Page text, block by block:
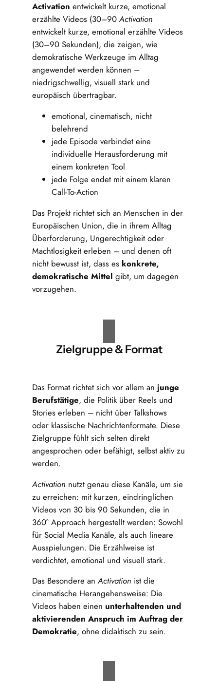
Activation entwickelt kurze, emotional
erzählte Videos (30–90Activation
entwickelt kurze, emotional erzählte Videos
(30–90 Sekunden), die zeigen, wie
demokratische Werkzeuge im Alltag
angewendet werden können –
niedrigschwellig, visuell stark und
europäisch übertragbar.
emotional, cinematisch, nicht
belehrend
jede Episode verbindet eine
individuelle Herausforderung mit
einem konkreten Tool
jede Folge endet mit einem klaren
Call-To-Action
Das Projekt richtet sich an Menschen in der
Europäischen Union, die in ihrem Alltag
Überforderung, Ungerechtigkeit oder
Machtlosigkeit erleben – und denen oft
nicht bewusst ist, dass es konkrete,
demokratische Mittel gibt, um dagegen
vorzugehen.
Zielgruppe & Format
Das Format richtet sich vor allem anjunge
Berufstätige, die Politik über Reels und
Stories erleben – nicht über Talkshows
oder klassische Nachrichtenformate. Diese
Zielgruppe fühlt sich selten direkt
angesprochen oder befähigt, selbst aktiv zu
werden.
Activation nutzt genau diese Kanäle, um sie
zu erreichen: mit kurzen, eindringlichen
Videos von 30 bis 90 Sekunden, die in
360° Approach hergestellt werden: Sowohl
für Social Media Kanäle, als auch lineare
Ausspielungen. Die Erzählweise ist
verdichtet, emotional und visuell stark.
Das Besondere anActivation ist die
cinematische Herangehensweise: Die
Videos haben einen unterhaltenden und
aktivierenden Anspruch im Auftrag der
Demokratie, ohne didaktisch zu sein.